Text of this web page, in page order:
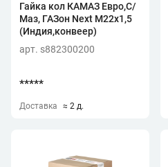
Гайка кол КАМАЗ Евро,С/
Маз, ГАЗон Next М22х1,5
(Индия,конвеер)
арт. s882300200
*****
Доставка ≈ 2 д.